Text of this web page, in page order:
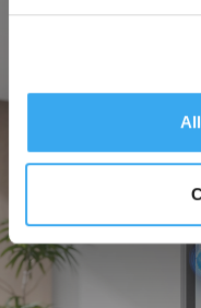
€ sur leur première commande